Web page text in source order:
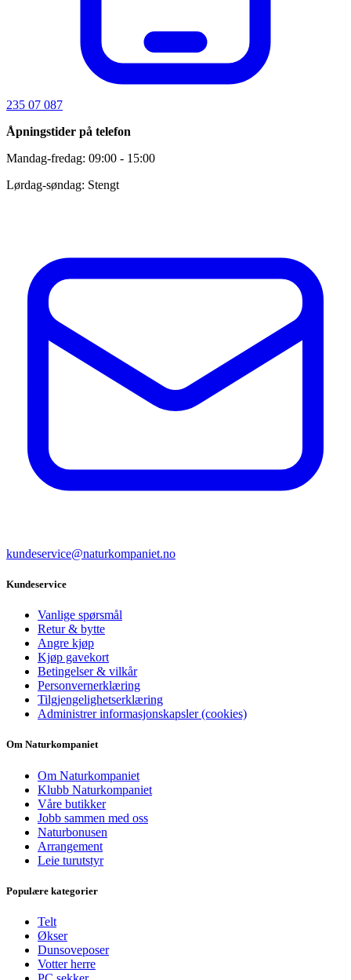
235 07 087
Åpningstider på telefon
Mandag-fredag: 09:00 - 15:00
Lørdag-søndag: Stengt
kundeservice@naturkompaniet.no
Kundeservice
Vanlige spørsmål
Retur & bytte
Angre kjøp
Kjøp gavekort
Betingelser & vilkår
Personvernerklæring
Tilgjengelighetserklæring
Administrer informasjonskapsler (cookies)
Om Naturkompaniet
Om Naturkompaniet
Klubb Naturkompaniet
Våre butikker
Jobb sammen med oss
Naturbonusen
Arrangement
Leie turutstyr
Populære kategorier
Telt
Økser
Dunsoveposer
Votter herre